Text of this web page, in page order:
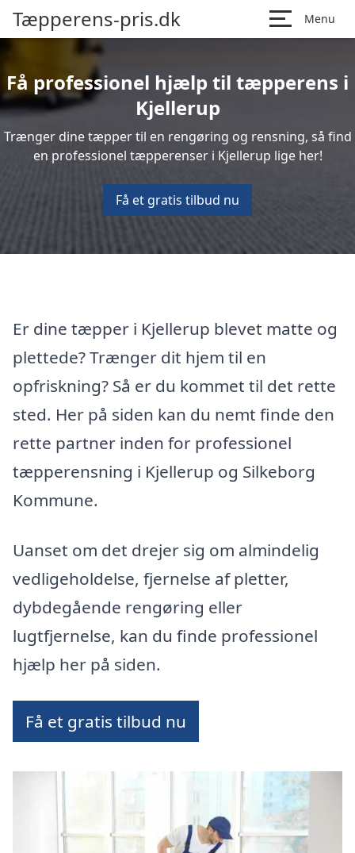
Tæpperens-pris.dk Menu
Få professionel hjælp til tæpperens i
Kjellerup
Trænger dine tæpper til en rengøring og rensning, så find
en professionel tæpperenser i Kjellerup lige her!
Få et gratis tilbud nu
Er dine tæpper i Kjellerup blevet matte og
plettede? Trænger dit hjem til en
opfriskning? Så er du kommet til det rette
sted. Her på siden kan du nemt finde den
rette partner inden for professionel
tæpperensning i Kjellerup og Silkeborg
Kommune.
Uanset om det drejer sig om almindelig
vedligeholdelse, fjernelse af pletter,
dybdegående rengøring eller
lugtfjernelse, kan du finde professionel
hjælp her på siden.
Få et gratis tilbud nu